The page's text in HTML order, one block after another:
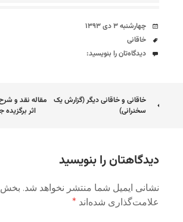
تاریخ
چهارشنبه ۳ دی ۱۳۹۳
برچسب‌ها
خاقانی
دیدگاه‌ها
دیدگاه‌تان را بنویسید:
ناوبری
خاقانی و خاقانی دیگر (گزارش یک
سخنرانی)
مقاله نقد و
اثر
دیدگاهتان را بنویسید
نشانی ایمیل شما منتشر نخواهد شد.
علامت‌گذاری شده‌اند *